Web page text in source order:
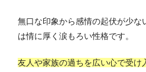
無口な印象から感情の起伏が少な
は情に厚く涙もろい性格です。
友人や家族の過ちを広い心で受け